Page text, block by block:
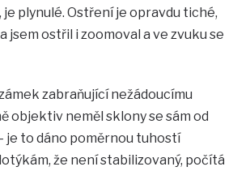
je plynulé. Ostření je opravdu tiché,
jsem ostřil i zoomoval a ve zvuku se
zabraňující nežádoucímu
objektiv neměl sklony se sám od
je to dáno poměrnou tuhostí
že není stabilizovaný, počítá